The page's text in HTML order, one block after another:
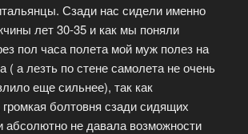
Сзади нас сидели именно
лет 30-35 и как мы поняли
пол часа полета мой муж полез на
( а лезть по стене самолета не очень
еще сильнее), так как
болтовня сзади сидящих
абсолютно не давала возможности